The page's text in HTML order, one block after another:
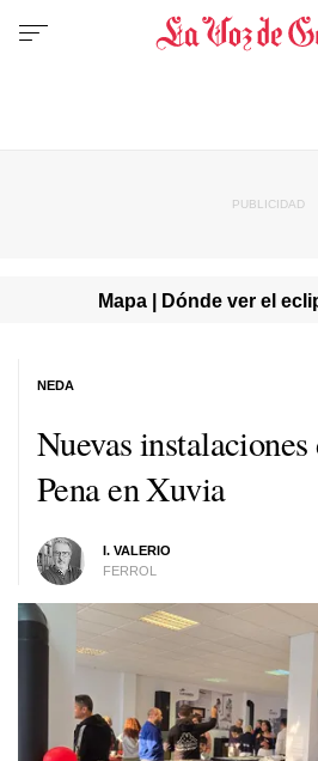
Mapa | Dónde ver el
Nuevas
Pena en Xuvia
I. VALERIO
FERROL
NEDA